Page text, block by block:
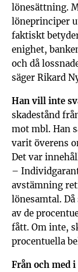
lönesättning.
löneprinciper
faktiskt
enighet,
och då
säger Rikard
Han vill inte
skadestånd
mot mbl. Han
varit överens
Det var
–
avstämning
lönesamtal.
av de
fått. Om inte,
procentuella
Från och med i